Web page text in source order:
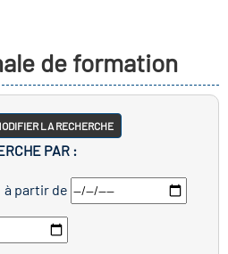
de formation
LA RECHERCHE
PAR :
à partir de